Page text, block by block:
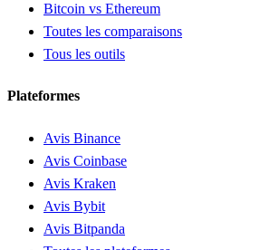
Bitcoin vs Ethereum
Toutes les comparaisons
Tous les outils
Plateformes
Avis Binance
Avis Coinbase
Avis Kraken
Avis Bybit
Avis Bitpanda